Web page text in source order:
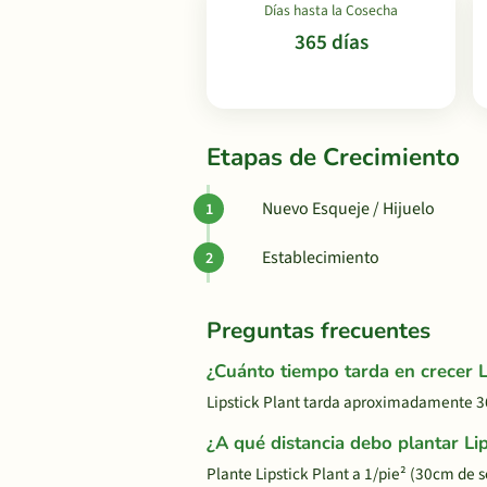
Días hasta la Cosecha
365 días
Etapas de Crecimiento
Nuevo Esqueje / Hijuelo
Establecimiento
Preguntas frecuentes
¿Cuánto tiempo tarda en crecer
Lipstick Plant tarda aproximadamente
¿A qué distancia debo plantar
Plante Lipstick Plant a 1/pie² (30cm de